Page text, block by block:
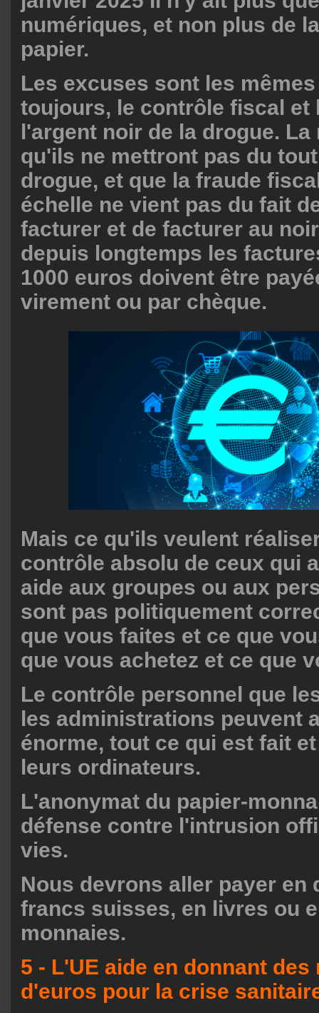
numériques, et non plus de
papier.
Les excuses sont les
toujours, le contrôle fiscal et
l'argent noir de la drogue.
qu'ils ne mettront pas du
drogue, et que la fraude
échelle ne vient pas du fait
facturer et de facturer au
depuis longtemps les
1000 euros doivent être
virement ou par chèque.
Mais ce qu'ils veulent
contrôle absolu de ceux qui
aide aux groupes ou aux
sont pas politiquement
que vous faites et ce que
que vous achetez et ce que
Le contrôle personnel que
les administrations peuvent
énorme, tout ce qui est fait
leurs ordinateurs.
L'anonymat du papier-
défense contre l'intrusion
vies.
Nous devrons aller payer en
francs suisses, en livres ou
monnaies.
5 - L'UE aide en donnant
d'euros pour la crise